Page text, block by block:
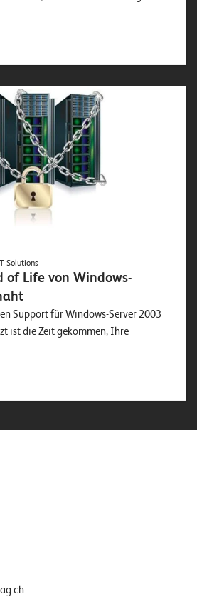
Solutions
of Life von Windows-
Support für Windows-Server 2003
ist die Zeit gekommen, Ihre